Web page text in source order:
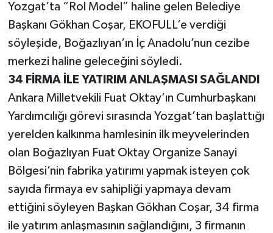
Yozgat’ta “Rol Model” haline gelen Belediye
Başkanı Gökhan Coşar, EKOFULL’e verdiği
söyleşide, Boğazlıyan’ın İç Anadolu’nun cezibe
merkezi haline geleceğini söyledi.
34 FİRMA İLE YATIRIM ANLAŞMASI SAĞLANDI
Ankara Milletvekili Fuat Oktay’ın Cumhurbaşkanı
Yardımcılığı görevi sırasında Yozgat’tan başlattığı
yerelden kalkınma hamlesinin ilk meyvelerinden
olan Boğazlıyan Fuat Oktay Organize Sanayi
Bölgesi’nin fabrika yatırımı yapmak isteyen çok
sayıda firmaya ev sahipliği yapmaya devam
ettiğini söyleyen Başkan Gökhan Coşar, 34 firma
ile yatırım anlaşmasının sağlandığını, 3 firmanın